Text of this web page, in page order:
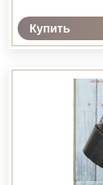
Купить